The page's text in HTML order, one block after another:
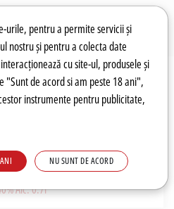
uri
urile, pentru a permite servicii și
nostru și pentru a colecta date
cu site-ul, produsele și
"Sunt de acord si am peste 18 ani",
instrumente pentru publicitate,
NU SUNT DE ACORD
Autentificare